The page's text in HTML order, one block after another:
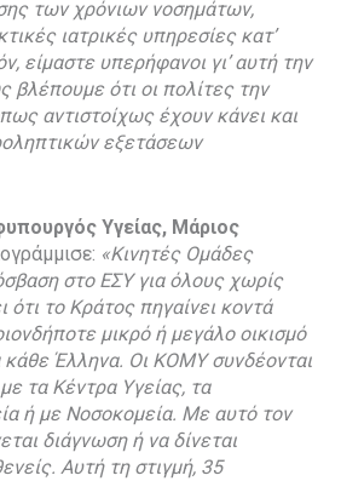
των χρόνιων νοσημάτων,
ιατρικές υπηρεσίες κατ’
είμαστε υπερήφανοι γι’ αυτή την
ότι οι πολίτες την
αντιστοίχως έχουν κάνει και
εξετάσεων
Υγείας, Μάριος
«Κινητές Ομάδες
στο ΕΣΥ για όλους χωρίς
ότι το Κράτος πηγαίνει κοντά
μικρό ή μεγάλο οικισμό
κάθε Έλληνα. Οι ΚΟΜΥ συνδέονται
τα Κέντρα Υγείας, τα
ή με Νοσοκομεία. Με αυτό τον
διάγνωση ή να δίνεται
Αυτή τη στιγμή, 35